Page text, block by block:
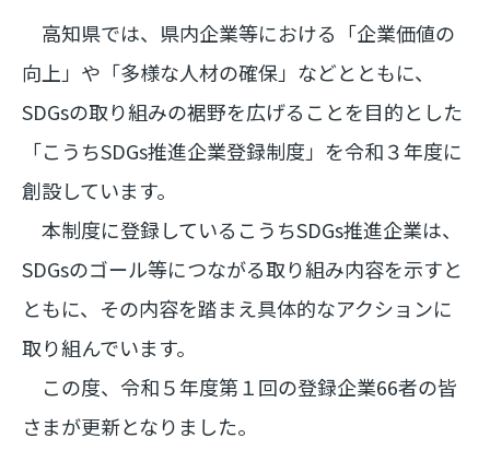
高知県では、県内企業等における「企業価値の
向上」や「多様な人材の確保」などとともに、
SDGsの取り組みの裾野を広げることを目的とした
「こうちSDGs推進企業登録制度」を令和３年度に
創設しています。
本制度に登録しているこうちSDGs推進企業は、
SDGsのゴール等につながる取り組み内容を示すと
ともに、その内容を踏まえ具体的なアクションに
取り組んでいます。
この度、令和５年度第１回の登録企業66者の皆
さまが更新となりました。